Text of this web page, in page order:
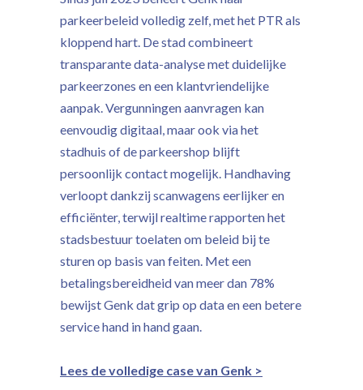
parkeerbeleid volledig zelf, met het PTR als
kloppend hart. De stad combineert
transparante data-analyse met duidelijke
parkeerzones en een klantvriendelijke
aanpak. Vergunningen aanvragen kan
eenvoudig digitaal, maar ook via het
stadhuis of de parkeershop blijft
persoonlijk contact mogelijk. Handhaving
verloopt dankzij scanwagens eerlijker en
efficiënter, terwijl realtime rapporten het
stadsbestuur toelaten om beleid bij te
sturen op basis van feiten. Met een
betalingsbereidheid van meer dan 78%
bewijst Genk dat grip op data en een betere
service hand in hand gaan.
Lees de volledige case van Genk >